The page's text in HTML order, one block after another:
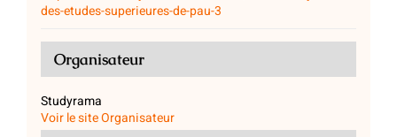
des-etudes-superieures-de-pau-3
Organisateur
Studyrama
Voir le site Organisateur